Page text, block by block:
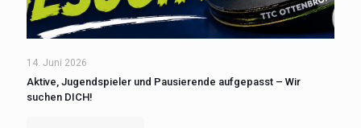
14. Juni 2026
Aktive, Jugendspieler und Pausierende aufgepasst – Wir
suchen DICH!